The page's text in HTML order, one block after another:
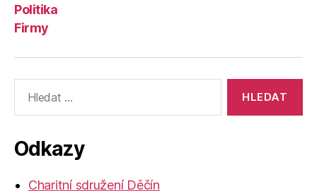
Politika
Firmy
vyhledávání:
Odkazy
Charitní sdružení Děčín